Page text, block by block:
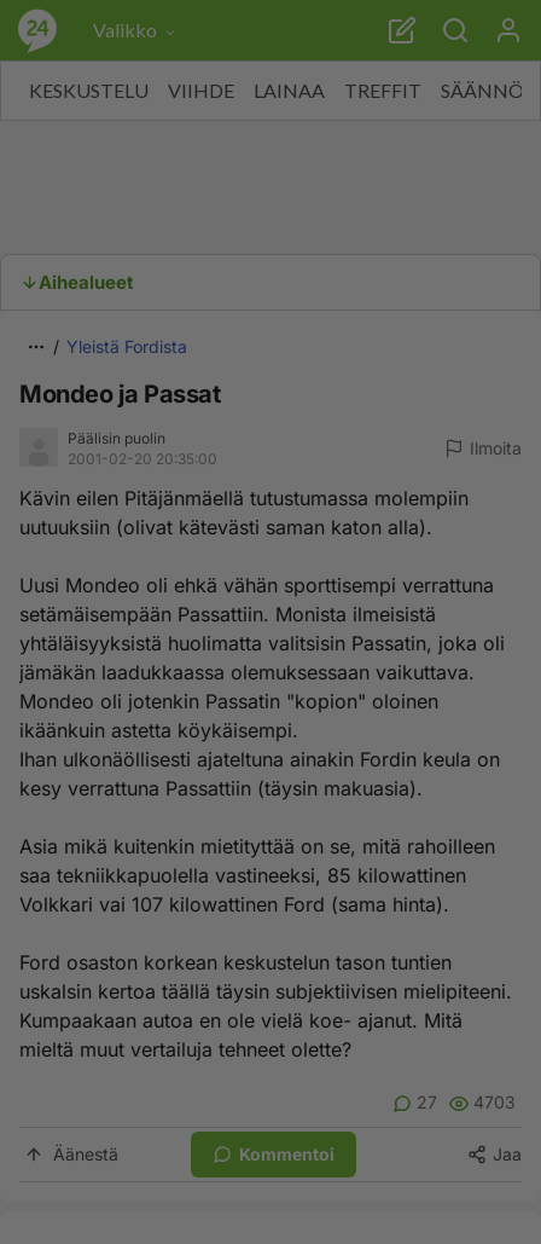
Valikko
KESKUSTELU VIIHDE LAINAA TREFFIT SÄÄNNÖT
Aihealueet
Yleistä Fordista
Mondeo ja Passat
Päälisin puolin
2001-02-20 20:35:00
Ilmoita
Kävin eilen Pitäjänmäellä tutustumassa molempiin
uutuuksiin (olivat kätevästi saman katon alla).
Uusi Mondeo oli ehkä vähän sporttisempi verrattuna
setämäisempään Passattiin. Monista ilmeisistä
yhtäläisyyksistä huolimatta valitsisin Passatin, joka oli
jämäkän laadukkaassa olemuksessaan vaikuttava.
Mondeo oli jotenkin Passatin "kopion" oloinen
ikäänkuin astetta köykäisempi.
Ihan ulkonäöllisesti ajateltuna ainakin Fordin keula on
kesy verrattuna Passattiin (täysin makuasia).
Asia mikä kuitenkin mietityttää on se, mitä rahoilleen
saa tekniikkapuolella vastineeksi, 85 kilowattinen
Volkkari vai 107 kilowattinen Ford (sama hinta).
Ford osaston korkean keskustelun tason tuntien
uskalsin kertoa täällä täysin subjektiivisen mielipiteeni.
Kumpaakaan autoa en ole vielä koe- ajanut. Mitä
mieltä muut vertailuja tehneet olette?
27 4703
Äänestä Kommentoi Jaa